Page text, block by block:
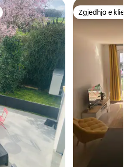
Zgjedhja e
Zgjedhja e